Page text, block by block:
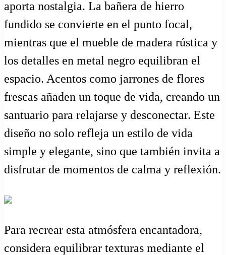
aporta nostalgia. La bañera de hierro
fundido se convierte en el punto focal,
mientras que el mueble de madera rústica y
los detalles en metal negro equilibran el
espacio. Acentos como jarrones de flores
frescas añaden un toque de vida, creando un
santuario para relajarse y desconectar. Este
diseño no solo refleja un estilo de vida
simple y elegante, sino que también invita a
disfrutar de momentos de calma y reflexión.
Para recrear esta atmósfera encantadora,
considera equilibrar texturas mediante el